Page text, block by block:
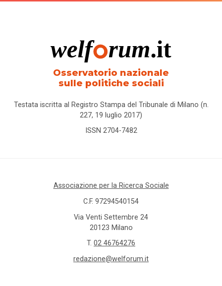
Osservatorio nazionale
sulle politiche sociali
Testata iscritta al Registro Stampa del Tribunale di Milano (n.
227, 19 luglio 2017)
ISSN 2704-7482
Associazione per la Ricerca Sociale
C.F. 97294540154
Via Venti Settembre 24
20123 Milano
T. 02 46764276
redazione@welforum.it